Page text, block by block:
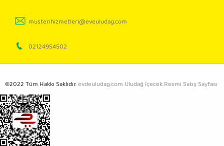
musterihizmetleri@eveuludag.com
02124954502
©2022 Tüm Hakkı Saklıdır.evdeuludag.com Uludağ İçecek Resmi Satış Sayfası